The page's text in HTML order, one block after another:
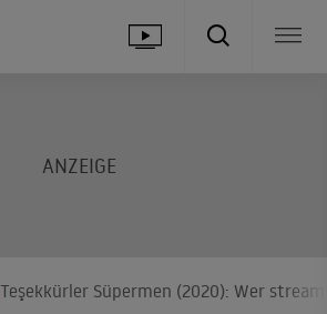
Teşekkürler Süpermen (2020): Wer